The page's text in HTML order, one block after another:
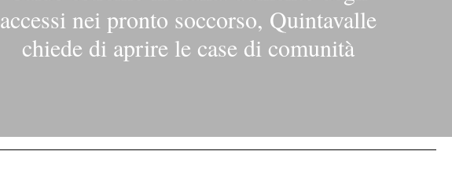
accessi nei pronto soccorso, Quintavalle
chiede di aprire le case di comunità